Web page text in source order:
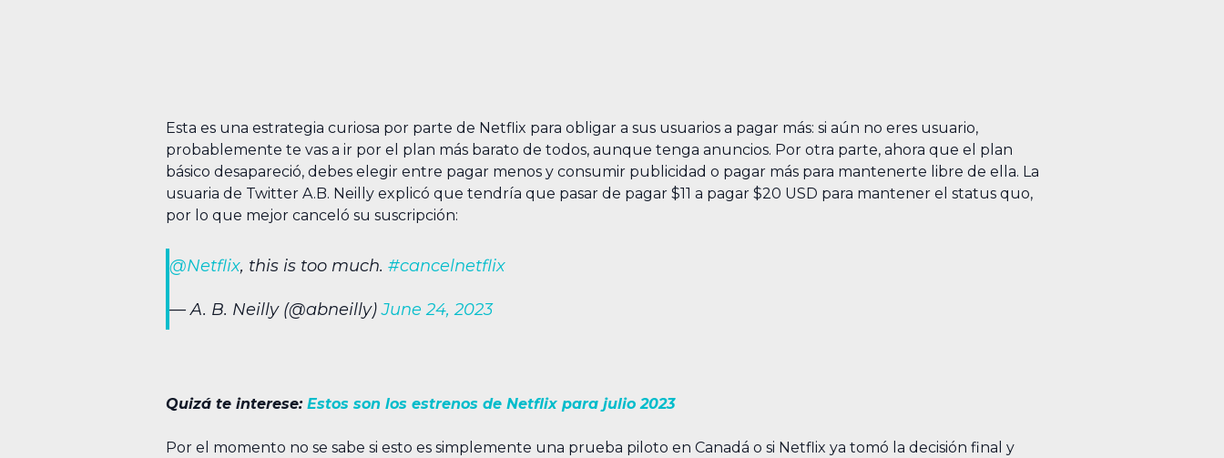
Esta es una estrategia curiosa por parte de Netflix para obligar a sus usuarios a pagar más: si aún no eres usuario,
probablemente te vas a ir por el plan más barato de todos, aunque tenga anuncios. Por otra parte, ahora que el plan
básico desapareció, debes elegir entre pagar menos y consumir publicidad o pagar más para mantenerte libre de ella. La
usuaria de Twitter A.B. Neilly explicó que tendría que pasar de pagar $11 a pagar $20 USD para mantener el status quo,
por lo que mejor canceló su suscripción:
@Netflix, this is too much. #cancelnetflix
— A. B. Neilly (@abneilly)June 24, 2023
Quizá te interese: Estos son los estrenos de Netflix para julio 2023
Por el momento no se sabe si esto es simplemente una prueba piloto en Canadá o si Netflix ya tomó la decisión final y